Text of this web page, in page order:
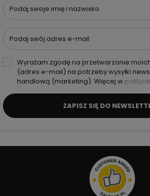
Podaj swoje imię i nazwisko
Podaj swój adres e-mail
Wyrażam zgodę na przetwarzanie
(adres e-mail) na potrzeby wysyłki
handlową (marketing). Więcej w
ZAPISZ SIĘ DO